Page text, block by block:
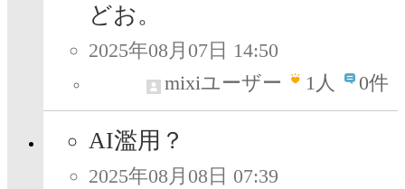
どお。
2025年08月07日 14:50
mixiユーザー
1人 0件
AI濫用？
2025年08月08日 07:39